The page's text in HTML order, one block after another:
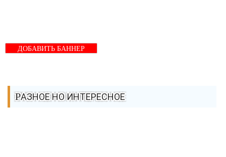
ДОБАВИТЬ БАННЕР
РАЗНОЕ НО ИНТЕРЕСНОЕ